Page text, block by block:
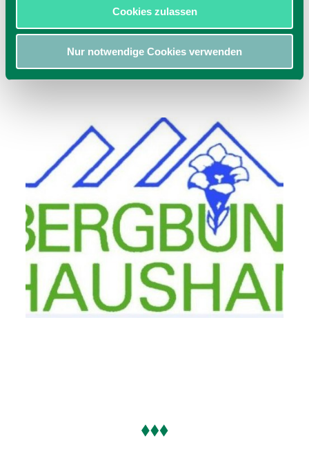
Cookies zulassen
Nur notwendige Cookies verwenden